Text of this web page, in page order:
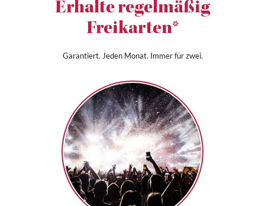
Erhalte regelmäßig
Freikarten*
Garantiert. Jeden Monat. Immer für zwei.